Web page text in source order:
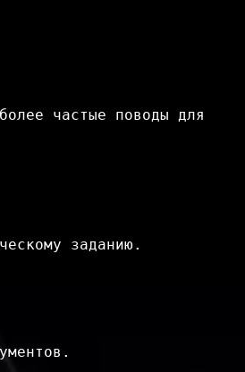
частые поводы для
заданию.